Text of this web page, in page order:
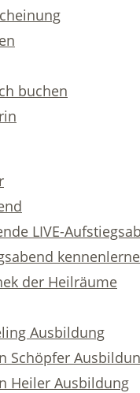
buchen
LIVE-
der Heilräume
Ausbildung
Schöpfer
Heiler Ausbildung